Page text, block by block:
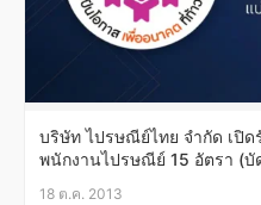
บริษัท ไปรษณีย์ไทย จำกัด เปิด
พนักงานไปรษณีย์ 15 อัตรา (
18 ต.ค. 2013